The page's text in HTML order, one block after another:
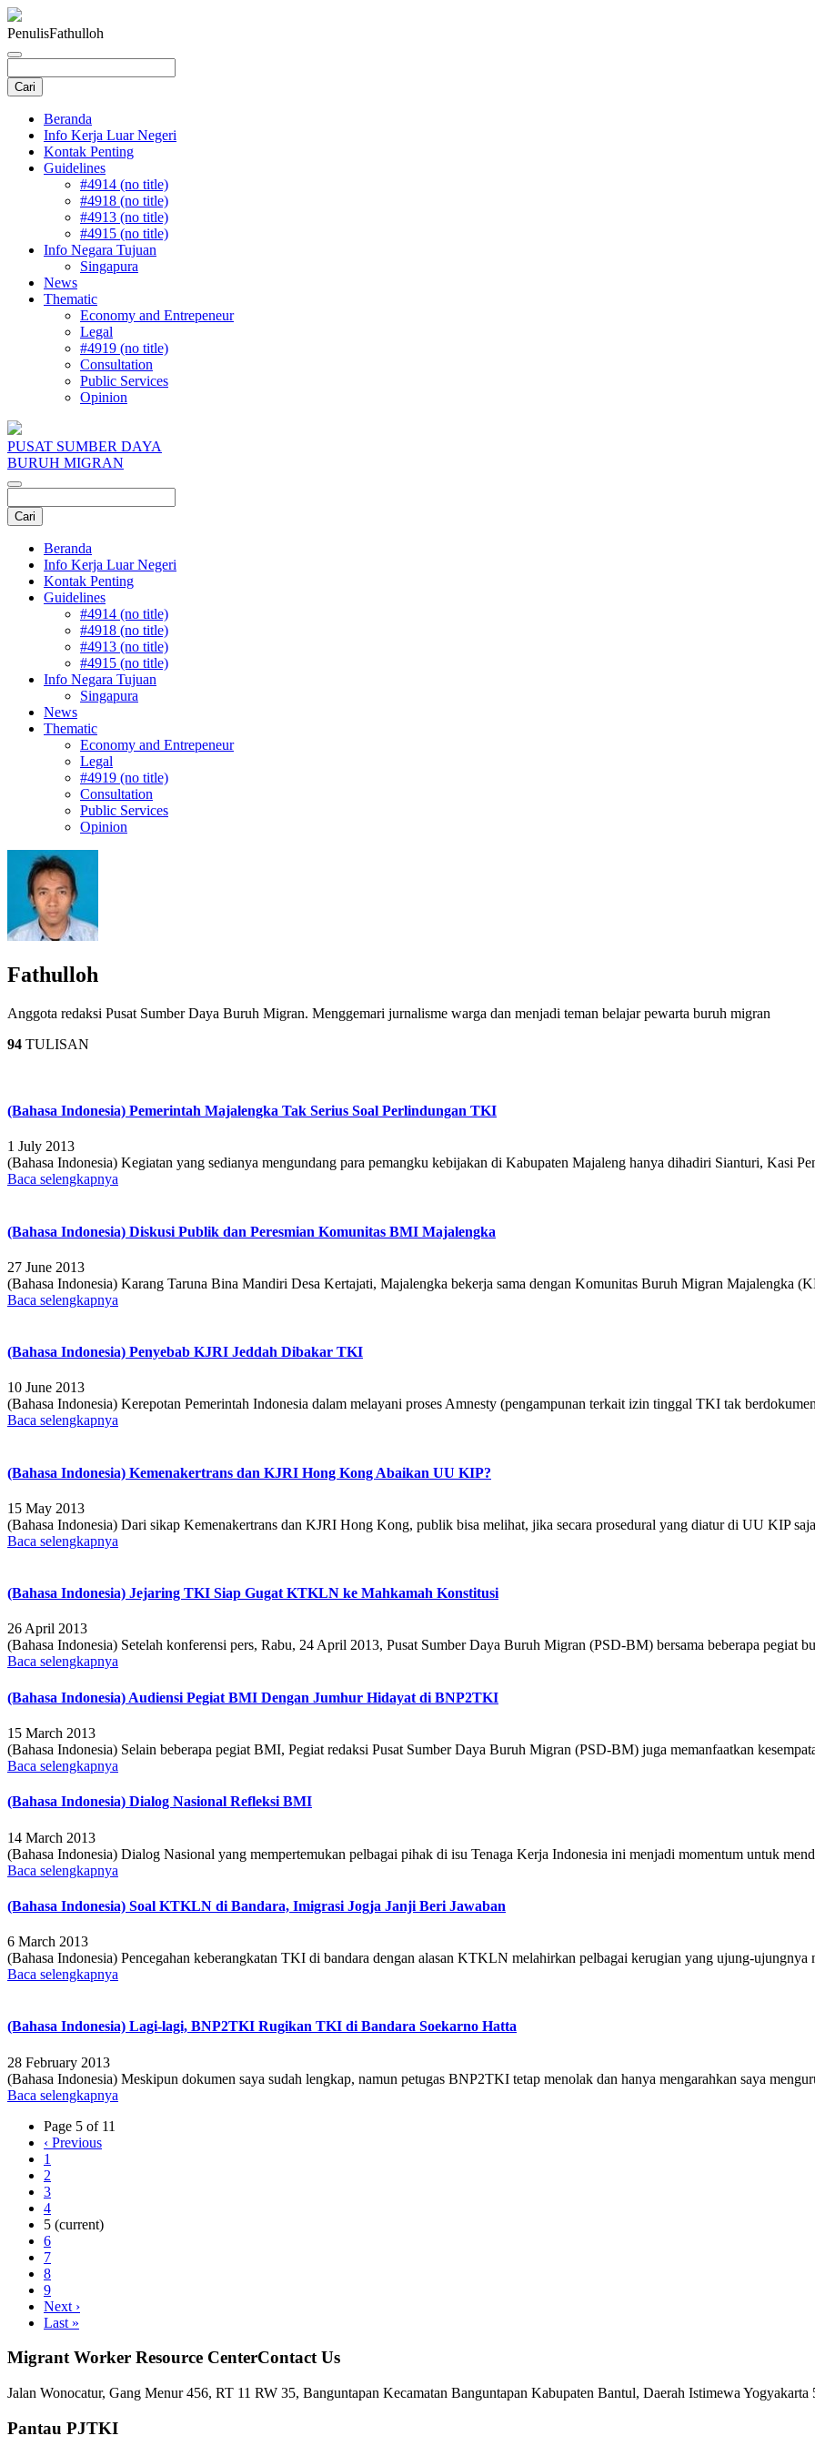
PenulisFathulloh
Beranda
Info Kerja Luar Negeri
Kontak Penting
Guidelines
#4914 (no title)
#4918 (no title)
#4913 (no title)
#4915 (no title)
Info Negara Tujuan
Singapura
News
Thematic
Economy and Entrepeneur
Legal
#4919 (no title)
Consultation
Public Services
Opinion
PUSAT SUMBER DAYA
BURUH MIGRAN
Beranda
Info Kerja Luar Negeri
Kontak Penting
Guidelines
#4914 (no title)
#4918 (no title)
#4913 (no title)
#4915 (no title)
Info Negara Tujuan
Singapura
News
Thematic
Economy and Entrepeneur
Legal
#4919 (no title)
Consultation
Public Services
Opinion
Fathulloh
Anggota redaksi Pusat Sumber Daya Buruh Migran. Menggemari jurnalisme warga dan menjadi teman belajar pewarta buruh migran
94 TULISAN
(Bahasa Indonesia) Pemerintah Majalengka Tak Serius Soal Perlindungan TKI
1 July 2013
(Bahasa Indonesia) Kegiatan yang sedianya mengundang para pemangku kebijakan di Kabupaten Majaleng hanya dihadiri Sianturi, Kasi
Baca selengkapnya
(Bahasa Indonesia) Diskusi Publik dan Peresmian Komunitas BMI Majalengka
27 June 2013
(Bahasa Indonesia) Karang Taruna Bina Mandiri Desa Kertajati, Majalengka bekerja sama dengan Komunitas Buruh Migran Majalengka
Baca selengkapnya
(Bahasa Indonesia) Penyebab KJRI Jeddah Dibakar TKI
10 June 2013
(Bahasa Indonesia) Kerepotan Pemerintah Indonesia dalam melayani proses Amnesty (pengampunan terkait izin tinggal TKI tak
Baca selengkapnya
(Bahasa Indonesia) Kemenakertrans dan KJRI Hong Kong Abaikan UU KIP?
15 May 2013
(Bahasa Indonesia) Dari sikap Kemenakertrans dan KJRI Hong Kong, publik bisa melihat, jika secara prosedural yang diatur di UU KIP
Baca selengkapnya
(Bahasa Indonesia) Jejaring TKI Siap Gugat KTKLN ke Mahkamah Konstitusi
26 April 2013
(Bahasa Indonesia) Setelah konferensi pers, Rabu, 24 April 2013, Pusat Sumber Daya Buruh Migran (PSD-BM) bersama beberapa pegiat
Baca selengkapnya
(Bahasa Indonesia) Audiensi Pegiat BMI Dengan Jumhur Hidayat di BNP2TKI
15 March 2013
(Bahasa Indonesia) Selain beberapa pegiat BMI, Pegiat redaksi Pusat Sumber Daya Buruh Migran (PSD-BM) juga memanfaatkan
Baca selengkapnya
(Bahasa Indonesia) Dialog Nasional Refleksi BMI
14 March 2013
(Bahasa Indonesia) Dialog Nasional yang mempertemukan pelbagai pihak di isu Tenaga Kerja Indonesia ini menjadi momentum untuk
Baca selengkapnya
(Bahasa Indonesia) Soal KTKLN di Bandara, Imigrasi Jogja Janji Beri Jawaban
6 March 2013
(Bahasa Indonesia) Pencegahan keberangkatan TKI di bandara dengan alasan KTKLN melahirkan pelbagai kerugian yang ujung-ujungnya
Baca selengkapnya
(Bahasa Indonesia) Lagi-lagi, BNP2TKI Rugikan TKI di Bandara Soekarno Hatta
28 February 2013
(Bahasa Indonesia) Meskipun dokumen saya sudah lengkap, namun petugas BNP2TKI tetap menolak dan hanya mengarahkan saya
Baca selengkapnya
Page 5 of 11
‹ Previous
1
2
3
4
5 (current)
6
7
8
9
Next ›
Last »
Migrant Worker Resource CenterContact Us
Jalan Wonocatur, Gang Menur 456, RT 11 RW 35, Banguntapan Kecamatan Banguntapan Kabupaten Bantul, Daerah Istimewa
Pantau PJTKI